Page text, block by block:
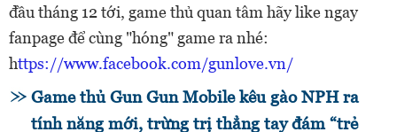
đầu tháng 12 tới, game thủ quan tâm hãy like ngay
fanpage để cùng "hóng" game ra nhé:
https://www.facebook.com/gunlove.vn/
Game thủ Gun Gun Mobile kêu gào NPH ra
tính năng mới, trừng trị thẳng tay đám “trẻ